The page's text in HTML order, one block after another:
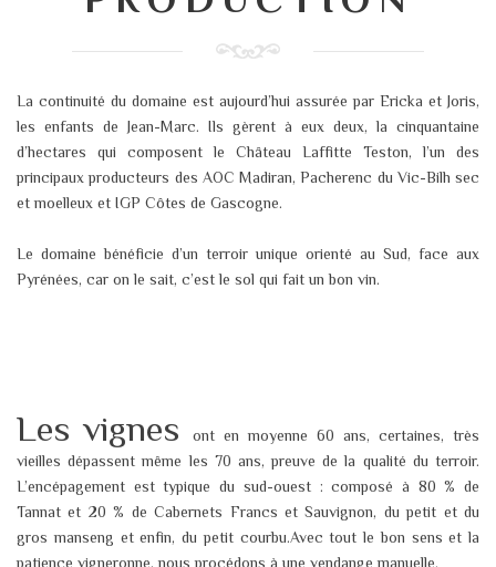
La continuité du domaine est aujourd’hui assurée par Ericka et Joris,
les enfants de Jean-Marc. Ils gèrent à eux deux, la cinquantaine
d’hectares qui composent le Château Laffitte Teston, l’un des
principaux producteurs des AOC Madiran, Pacherenc du Vic-Bilh sec
et moelleux et IGP Côtes de Gascogne.​
Le domaine bénéficie d’un terroir unique orienté au Sud, face aux
Pyrénées, car on le sait, c’est le sol qui fait un bon vin.​
Les vignes
ont en moyenne 60 ans, certaines, très
vieilles dépassent même les 70 ans, preuve de la qualité du terroir.
L’encépagement est typique du sud-ouest : composé à 80 % de
Tannat et 20 % de Cabernets Francs et Sauvignon, du petit et du
gros manseng et enfin, du petit courbu.​ Avec tout le bon sens et la
patience vigneronne, nous procédons à une vendange manuelle.​